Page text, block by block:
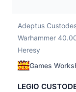
Adeptus
Warhammer
Heresy
Games
LEGIO